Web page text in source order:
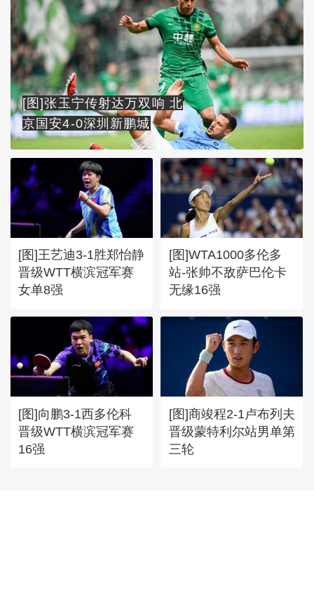
[图]张玉宁传射达万双响 北
京国安4-0深圳新鹏城
[图]王艺迪3-1胜郑怡静
晋级WTT横滨冠军赛
女单8强
[图]WTA1000多伦多
站-张帅不敌萨巴伦卡
无缘16强
[图]向鹏3-1西多伦科
晋级WTT横滨冠军赛
16强
[图]商竣程2-1卢布列夫
晋级蒙特利尔站男单第
三轮